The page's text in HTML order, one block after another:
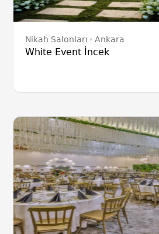
Nikah Salonları Ankara
White Event İncek